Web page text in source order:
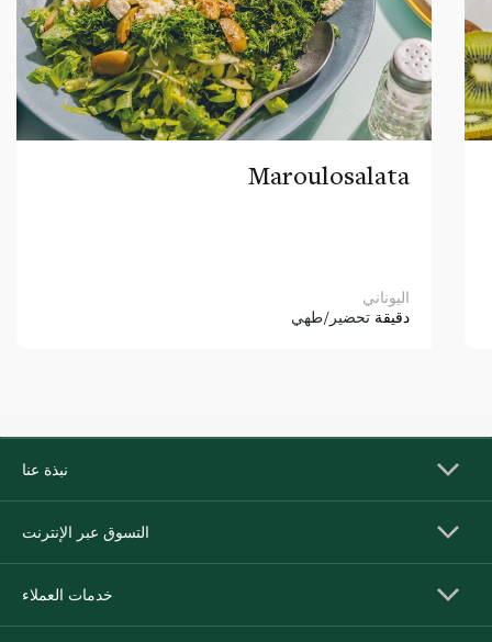
Maroulosalata
اليوناني
دقيقة تحضير/طهي
نبذة عنا
التسوق عبر الإنترنت
خدمات العملاء